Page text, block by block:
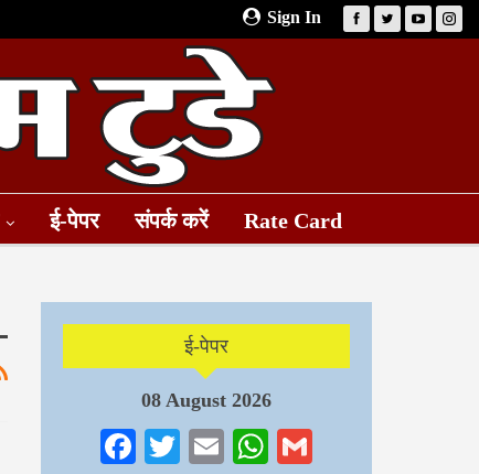
Sign In
ई-पेपर संपर्क करें Rate Card
ई-पेपर
08 August 2026
Facebook
TwitterEmailWhatsApp